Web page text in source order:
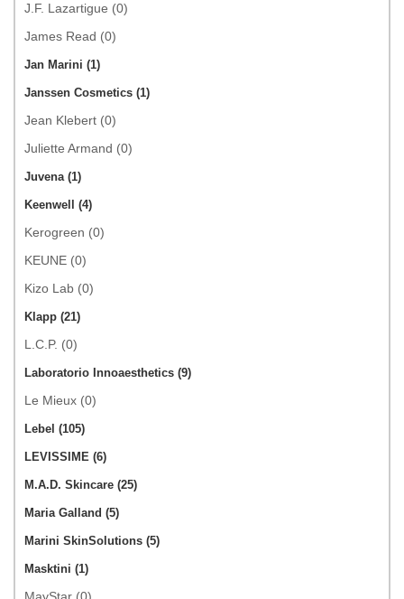
J.F. Lazartigue (0)
James Read (0)
Jan Marini (1)
Janssen Cosmetics (1)
Jean Klebert (0)
Juliette Armand (0)
Juvena (1)
Keenwell (4)
Kerogreen (0)
KEUNE (0)
Kizo Lab (0)
Klapp (21)
L.C.P. (0)
Laboratorio Innoaesthetics (9)
Le Mieux (0)
Lebel (105)
LEVISSIME (6)
M.A.D. Skincare (25)
Maria Galland (5)
Marini SkinSolutions (5)
Masktini (1)